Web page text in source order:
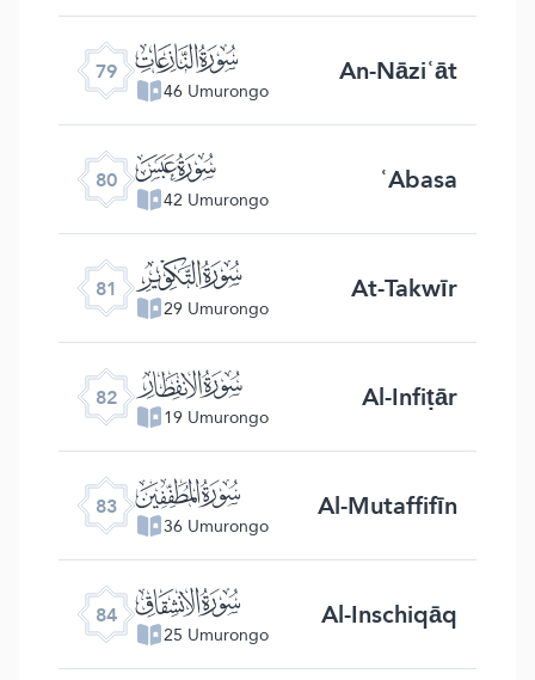
79 ﯼ
46 Umurongo An-Nāziʿāt
80 ﯽ
42 Umurongo ʿAbasa
81 ﯾ
29 Umurongo At-Takwīr
82 ﯿ
19 Umurongo Al-Infiṭār
83 ﰀ
36 Umurongo Al-Mutaffifīn
84 ﰁ
25 Umurongo Al-Inschiqāq